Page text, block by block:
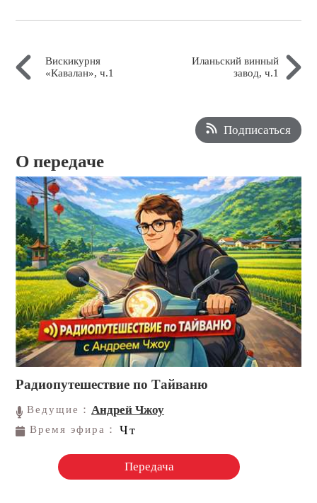
Вискикурня
«Кавалан», ч.1
Иланьский винный
завод, ч.1
Подписаться
О передаче
Радиопутешествие по Тайваню
Ведущие： Андрей Чжоу
Время эфира： Чт
Передача